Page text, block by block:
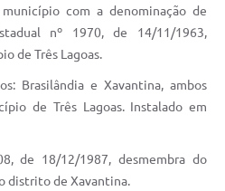
com a denominação de
nº 1970, de 14/11/1963,
de Três Lagoas.
Brasilândia e Xavantina, ambos
de Três Lagoas. Instalado em
de 18/12/1987, desmembra do
distrito de Xavantina.